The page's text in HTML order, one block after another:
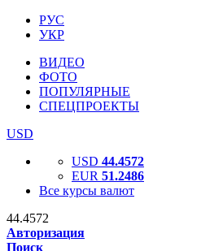
РУС
УКР
ВИДЕО
ФОТО
ПОПУЛЯРНЫЕ
СПЕЦПРОЕКТЫ
USD
USD 44.4572
EUR 51.2486
Все курсы валют
44.4572
Авторизация
Поиск